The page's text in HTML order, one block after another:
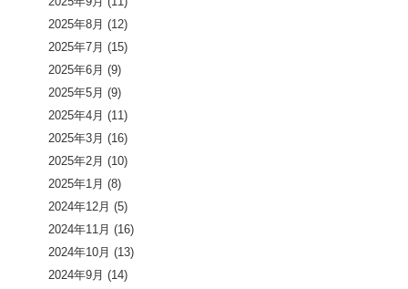
2025年8月 (12)
2025年7月 (15)
2025年6月 (9)
2025年5月 (9)
2025年4月 (11)
2025年3月 (16)
2025年2月 (10)
2025年1月 (8)
2024年12月 (5)
2024年11月 (16)
2024年10月 (13)
2024年9月 (14)